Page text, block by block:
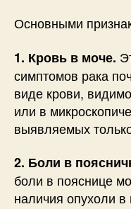
Основными
1. Кровь в моче.
симптомов рака
виде крови,
или в
выявляемых
2. Боли в
боли в пояснице
наличия опухоли